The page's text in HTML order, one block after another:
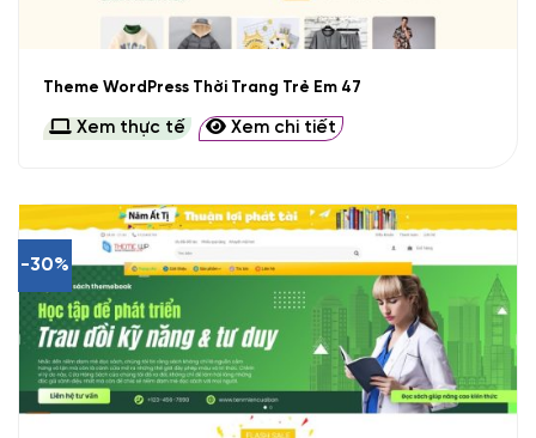
Theme WordPress Thời Trang Trẻ Em 47
Xem thực tế Xem chi tiết
-30%